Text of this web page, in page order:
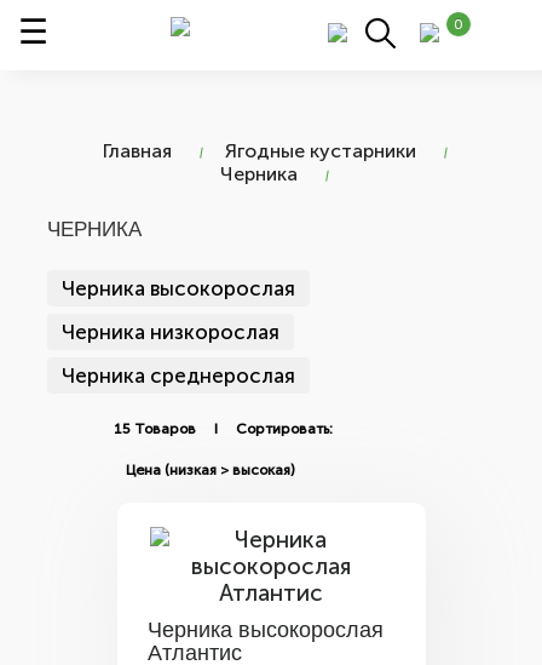
0
Главная
Ягодные кустарники
Черника
ЧЕРНИКА
Черника высокорослая
Черника низкорослая
Черника среднерослая
15 Товаров I Сортировать:
Черника высокорослая
Атлантис